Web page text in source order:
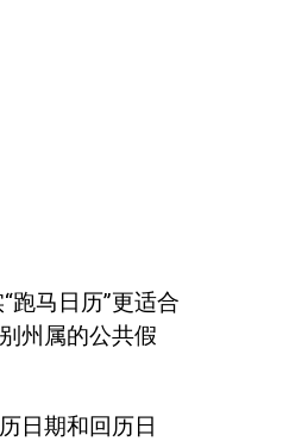
跑马日历”更适合
州属的公共假
日期和回历日